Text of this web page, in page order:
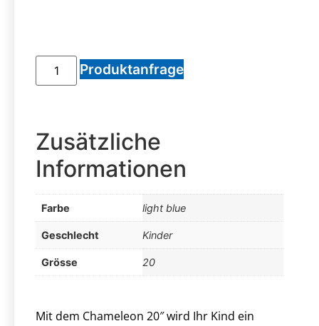
Produktanfrage
Zusätzliche
Informationen
Farbe light blue
Geschlecht Kinder
Grösse 20
Mit dem Chameleon 20″ wird Ihr Kind ein